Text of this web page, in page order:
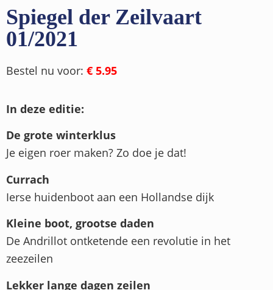
Spiegel der Zeilvaart
01/2021
Bestel nu voor: € 5.95
In deze editie:
De grote winterklus
Je eigen roer maken? Zo doe je dat!
Currach
Ierse huidenboot aan een Hollandse dijk
Kleine boot, grootse daden
De Andrillot ontketende een revolutie in het
zeezeilen
Lekker lange dagen zeilen